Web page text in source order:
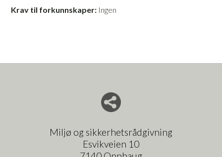
Krav til forkunnskaper: Ingen
Miljø og sikkerhetsrådgivning
Esvikveien 10